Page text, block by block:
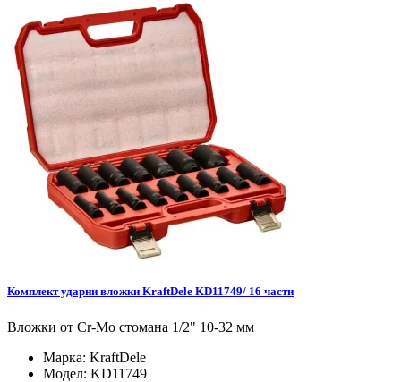
Комплект ударни вложки KraftDele KD11749/ 16 части
Вложки от Cr-Mo стомана 1/2" 10-32 мм
Марка: KraftDele
Модел: KD11749